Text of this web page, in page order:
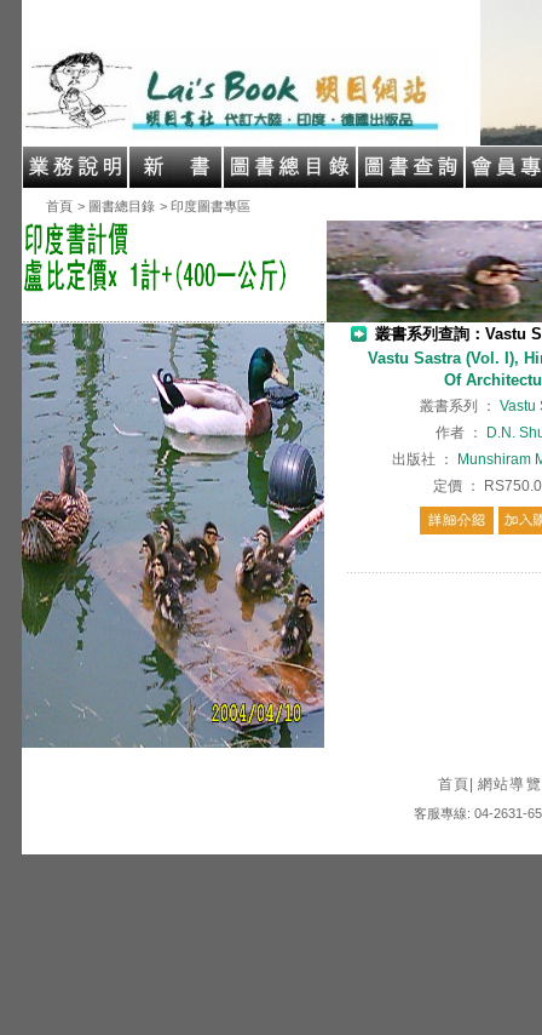
首頁 > 圖書總目錄 > 印度圖書專區
叢書系列查詢：Vastu
Vastu Sastra (Vol. I),
Of
叢書系列 ： Vastu
作者 ：
D.N.
出版社
：
Munshiram
定價 ：
首頁 網站導覽
客服專線: 04-2631-